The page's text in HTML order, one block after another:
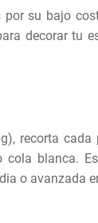
su bajo
decorar tu
recorta
blanca.
o avanzada